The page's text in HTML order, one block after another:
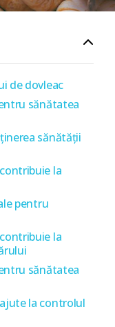
de dovleac
sănătatea
sănătății
la
pentru
la
sănătatea
la controlul